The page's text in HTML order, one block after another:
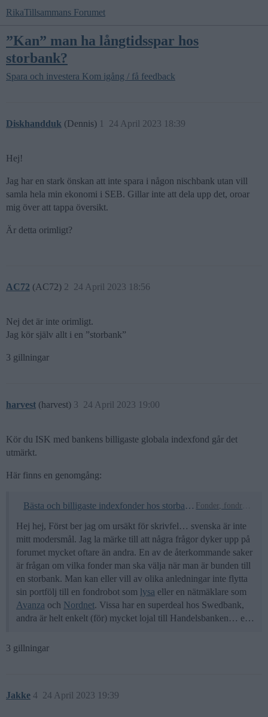
RikaTillsammans Forumet
”Kan” man ha långtidsspar hos
storbank?
Spara och investera Kom igång / få feedback
Diskhandduk (Dennis) 24 April 2023 18:39
1
Hej!
Jag har en stark önskan att inte spara i någon nischbank utan vill
samla hela min ekonomi i SEB. Gillar inte att dela upp det, oroar
mig över att tappa översikt.
Är detta orimligt?
AC72 (AC72) 24 April 2023 18:56
2
Nej det är inte orimligt.
Jag kör själv allt i en ”storbank”
3 gillningar
harvest (harvest) 24 April 2023 19:00
3
Kör du ISK med bankens billigaste globala indexfond går det
utmärkt.
Här finns en genomgång:
Bästa och billigaste indexfonder hos storbankerna (Swedbank, SEB, Handelsbanken, Nordea etc.) Fonder, fondrobotar och indexfonder
Hej hej, Först ber jag om ursäkt för skrivfel… svenska är inte
mitt modersmål. Jag la märke till att några frågor dyker upp på
forumet mycket oftare än andra. En av de återkommande saker
är frågan om vilka fonder man ska välja när man är bunden till
en storbank. Man kan eller vill av olika anledningar inte flytta
sin portfölj till en fondrobot som lysa eller en nätmäklare som
Avanza och Nordnet. Vissa har en superdeal hos Swedbank,
andra är helt enkelt (för) mycket lojal till Handelsbanken… e…
3 gillningar
Jakke 24 April 2023 19:39
4